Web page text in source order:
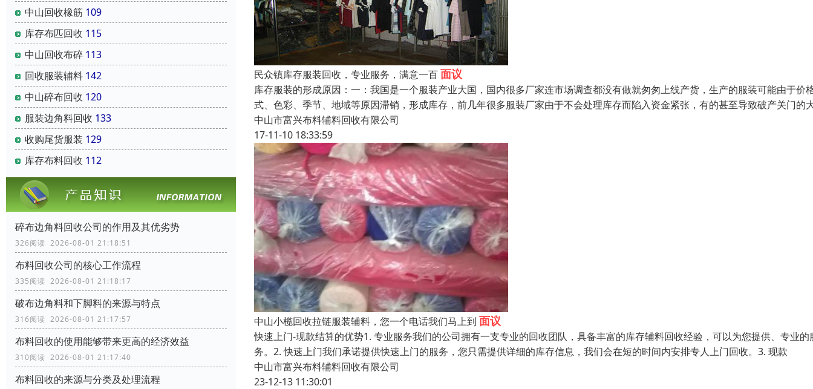
中山回收橡筋 109
库存布匹回收 115
中山回收布碎 113
回收服装辅料 142
中山碎布回收 120
服装边角料回收 133
收购尾货服装 129
库存布料回收 112
碎布边角料回收公司的作用及其优劣势
326阅读 2026-08-01 21:18:51
布料回收公司的核心工作流程
335阅读 2026-08-01 21:18:17
破布边角料和下脚料的来源与特点
316阅读 2026-08-01 21:17:57
布料回收的使用能够带来更高的经济效益
310阅读 2026-08-01 21:17:40
布料回收的来源与分类及处理流程
民众镇库存服装回收，专业服务，满意一百面议
库存服装的形成原因：一：我国是一个服装产业大国，国内很多厂家连市场调查都没有做就匆匆上线产货，生产的服装可能由于价
式、色彩、季节、地域等原因滞销，形成库存，前几年很多服装厂家由于不会处理库存而陷入资金紧张，有的甚至导致破产关门的
中山市富兴布料辅料回收有限公司
17-11-10 18:33:59
中山小榄回收拉链服装辅料，您一个电话我们马上到 面议
快速上门-现款结算的优势1. 专业服务我们的公司拥有一支专业的回收团队，具备丰富的库存辅料回收经验，可以为您提供、专业的
务。2. 快速上门我们承诺提供快速上门的服务，您只需提供详细的库存信息，我们会在短的时间内安排专人上门回收。3. 现款
中山市富兴布料辅料回收有限公司
23-12-13 11:30:01